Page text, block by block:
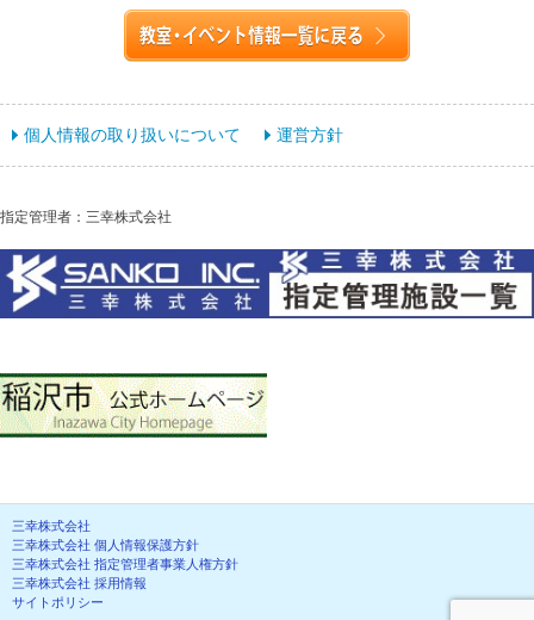
個人情報の取り扱いについて 運営方針
指定管理者：三幸株式会社